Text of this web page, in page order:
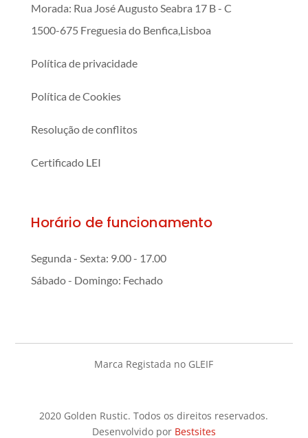
Morada: Rua José Augusto Seabra 17 B - C
1500-675 Freguesia do Benfica,Lisboa
Política de privacidade
Política de Cookies
Resolução de conflitos
Certificado LEI
Horário de funcionamento
Segunda - Sexta: 9.00 - 17.00
Sábado - Domingo: Fechado
Marca Registada no GLEIF
2020 Golden Rustic. Todos os direitos reservados.
Desenvolvido por Bestsites